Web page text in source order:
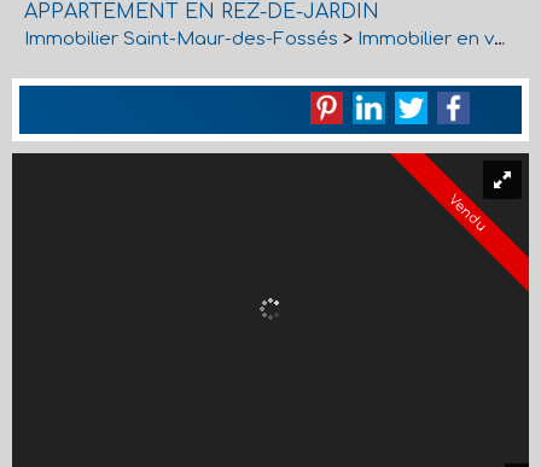
APPARTEMENT EN REZ-DE-JARDIN
Immobilier Saint-Maur-des-Fossés > Immobilier en vente Saint-Maur-des-Fossés
Vendu